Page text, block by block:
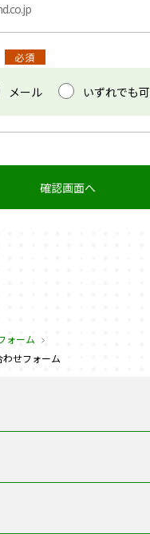
必須
メール いずれでも可
ォーム
せフォーム